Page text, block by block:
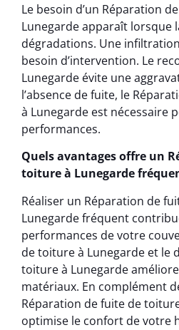
Le besoin d’un Réparation
Lunegarde apparaît lorsque
dégradations. Une
besoin d’intervention. Le
Lunegarde évite une
l’absence de fuite, le
à Lunegarde est nécessaire
performances.
Quels avantages offre un
toiture à Lunegarde
Réaliser un Réparation de
Lunegarde fréquent
performances de votre
de toiture à Lunegarde et le
toiture à Lunegarde
matériaux. En complément
Réparation de fuite de
optimise le confort de votre